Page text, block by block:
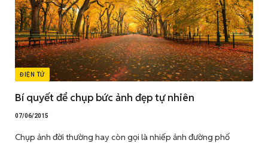
ĐIỆN TỬ
Bí quyết để chụp bức ảnh đẹp tự nhiên
07/06/2015
Chụp ảnh đời thường hay còn gọi là nhiếp ảnh đường phố